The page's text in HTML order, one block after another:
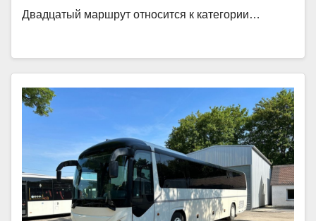
Двадцатый маршрут относится к категории…